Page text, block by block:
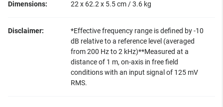
Dimensions: 22 x 62.2 x 5.5 cm / 3.6 kg
Disclaimer:
*Effective frequency range is defined by -10
dB relative to a reference level (averaged
from 200 Hz to 2 kHz)**Measured at a
distance of 1 m, on-axis in free field
conditions with an input signal of 125 mV
RMS.